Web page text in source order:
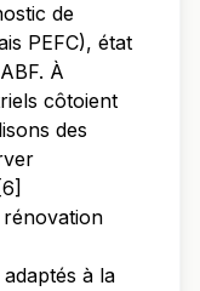
de
PEFC), état
À
côtoient
des
à la